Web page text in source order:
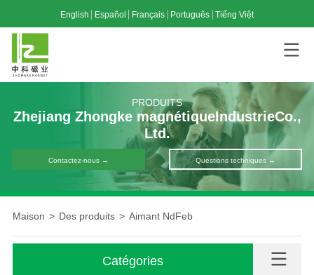
English Español Français Português Tiếng Việt
PRODUITS
Zhejiang Zhongke magnétiqueIndustrieCo.,
Ltd.
Contactez-nous → Questions techniques →
Maison > Des produits > Aimant NdFeb
Catégories